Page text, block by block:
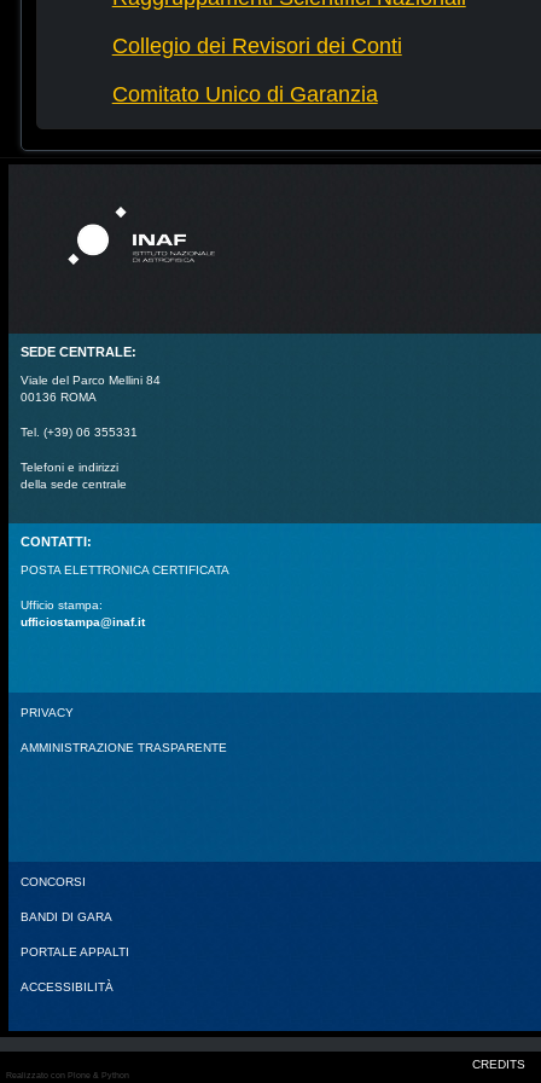
Collegio dei Revisori dei Conti
Comitato Unico di Garanzia
SEDE CENTRALE:
Viale del Parco Mellini 84
00136 ROMA
Tel. (+39) 06 355331
Telefoni e indirizzi
della sede centrale
CONTATTI:
POSTA ELETTRONICA CERTIFICATA
Ufficio stampa:
ufficiostampa@inaf.it
PRIVACY
AMMINISTRAZIONE TRASPARENTE
CONCORSI
BANDI DI GARA
PORTALE APPALTI
ACCESSIBILITÀ
CREDITS
Realizzato con Plone & Python